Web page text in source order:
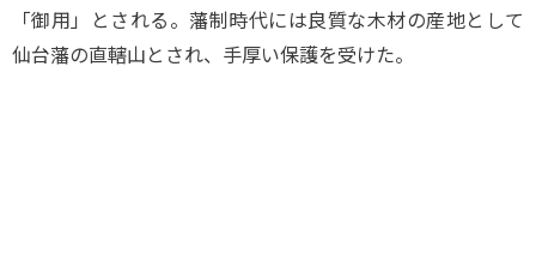
「御用」とされる。藩制時代には良質な木材の産地として
仙台藩の直轄山とされ、手厚い保護を受けた。